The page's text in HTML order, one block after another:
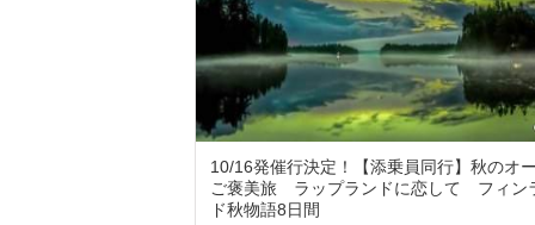
10/16発催行決定！【添乗員同行】秋のオ
ご褒美旅 ラップランドに恋して フィン
ド秋物語8日間